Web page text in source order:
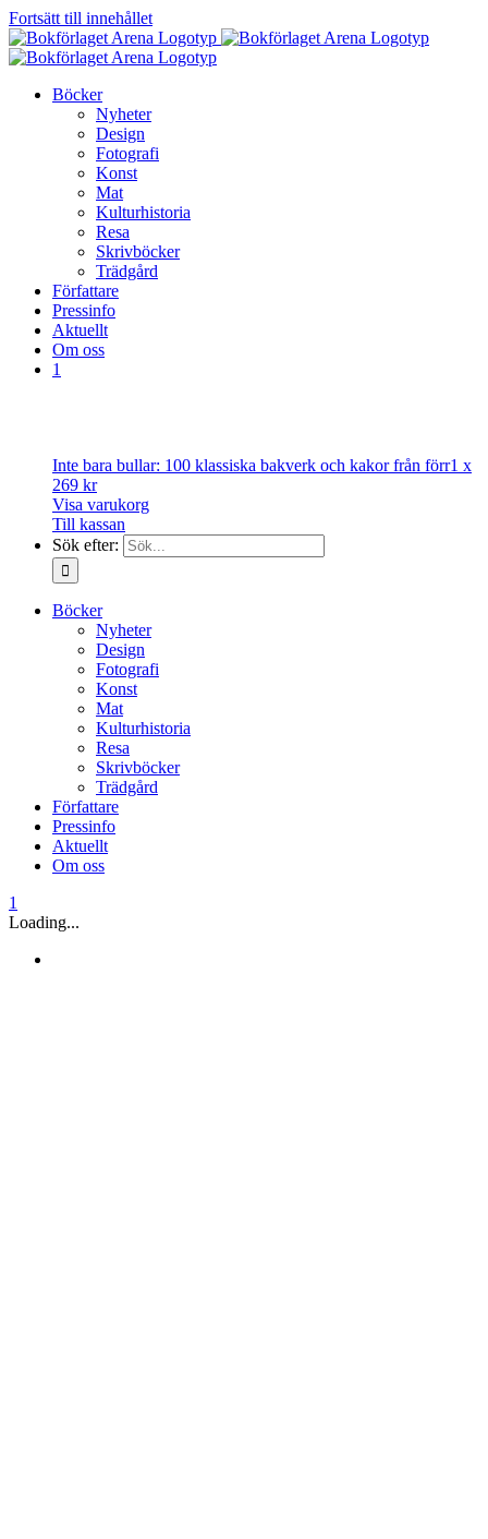
Fortsätt till innehållet
Böcker
Nyheter
Design
Fotografi
Konst
Mat
Kulturhistoria
Resa
Skrivböcker
Trädgård
Författare
Pressinfo
Aktuellt
Om oss
1
Inte bara bullar: 100 klassiska bakverk och kakor från förr1 x
269 kr
Visa varukorg
Till kassan
Sök efter:
Böcker
Nyheter
Design
Fotografi
Konst
Mat
Kulturhistoria
Resa
Skrivböcker
Trädgård
Författare
Pressinfo
Aktuellt
Om oss
1
Loading...